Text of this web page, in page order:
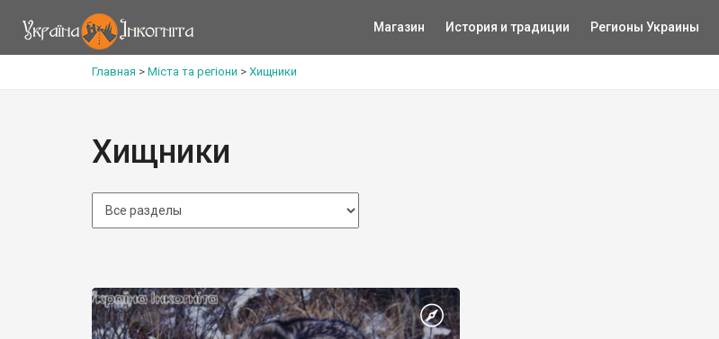
Магазин История и традиции Регионы Украины
Главная > Міста та регіони > Хищники
Хищники